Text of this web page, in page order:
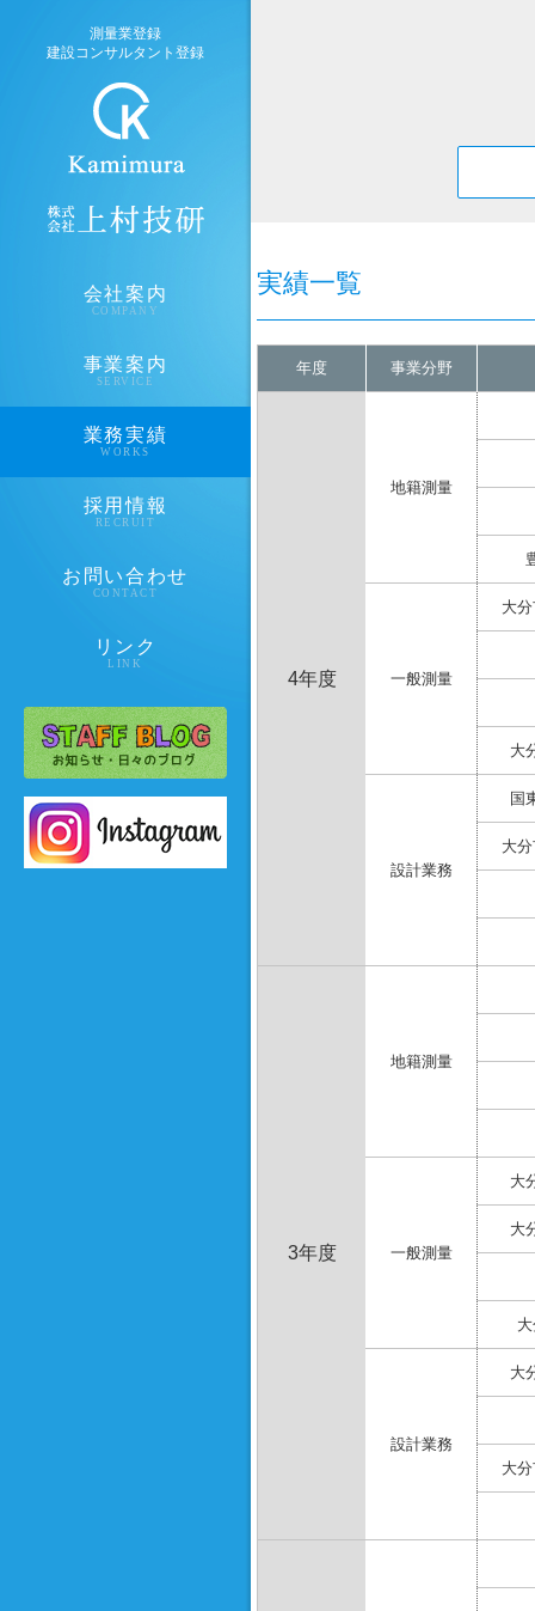
測量業登録
建設コンサルタント登録
会社案内
COMPANY
事業案内
SERVICE
業務実績
WORKS
採用情報
RECRUIT
お問い合わせ
CONTACT
リンク
LINK
実績一覧
年度 事業分野
4年度
地籍測量
一般測量
大
大
設計業務
国
大
3年度
地籍測量
一般測量
大
大
設計業務
大
大